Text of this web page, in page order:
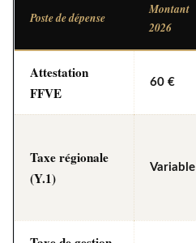
Poste de dépense
Montant
2026
Attestation
FFVE
60 €
Taxe régionale
(Y.1)
Variable